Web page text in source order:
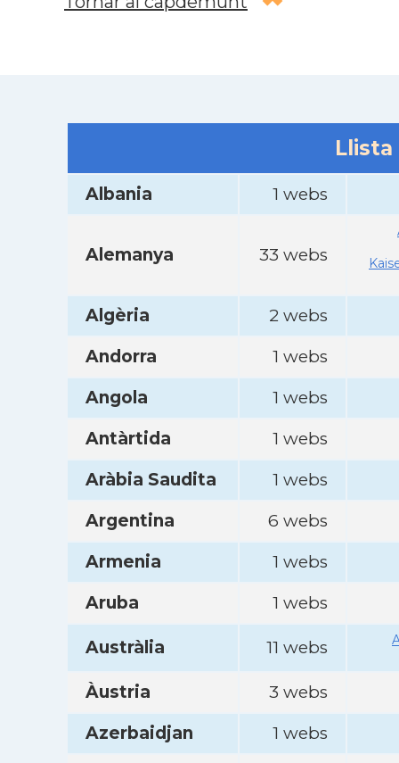
Albania 1 webs
Alemanya 33 webs
Algèria
2 webs
Andorra
1 webs
Angola
1 webs
Antàrtida
1 webs
Aràbia Saudita
1 webs
Argentina
6 webs
Armenia
1 webs
Aruba
1 webs
Austràlia 11 webs
Àustria
3 webs
Azerbaidjan
1 webs